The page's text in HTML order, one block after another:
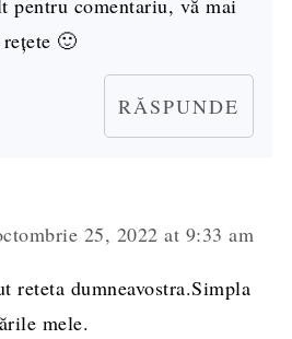
pentru comentariu, vă mai
🙂
RĂSPUNDE
25, 2022 at 9:33 am
reteta dumneavostra.Simpla
mele.